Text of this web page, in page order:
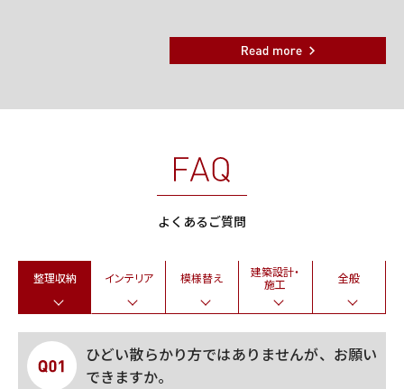
よくあるご質問
整理収納 インテリア 模様替え
建築設計・
施工
全般
ひどい散らかり方ではありませんが、お願い
できますか。